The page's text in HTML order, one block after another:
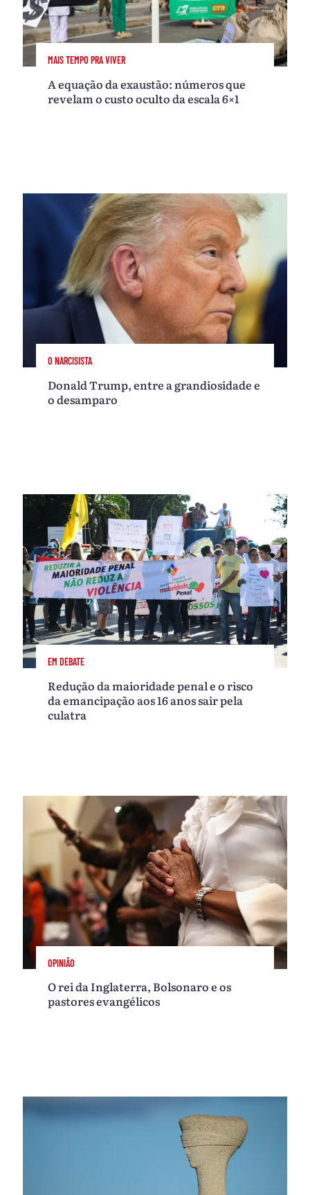
MAIS TEMPO PRA VIVER
A equação da exaustão: números que
revelam o custo oculto da escala 6×1
O NARCISISTA
Donald Trump, entre a grandiosidade e
o desamparo
EM DEBATE
Redução da maioridade penal e o risco
da emancipação aos 16 anos sair pela
culatra
OPINIÃO
O rei da Inglaterra, Bolsonaro e os
pastores evangélicos